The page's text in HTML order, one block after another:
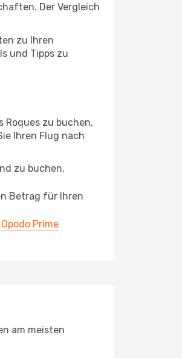
Der Vergleich
zu Ihren
und Tipps zu
Roques zu buchen,
Ihren Flug nach
zu buchen,
Betrag für Ihren
Opodo Prime
am meisten